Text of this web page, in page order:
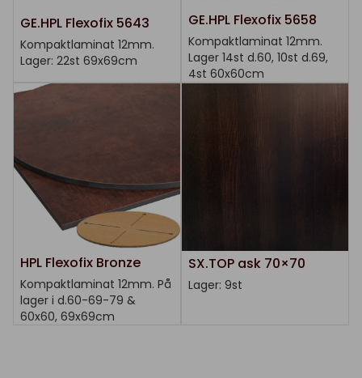
GE.HPL Flexofix 5643
Kompaktlaminat 12mm.
Lager: 22st 69x69cm
GE.HPL Flexofix 5658
Kompaktlaminat 12mm.
Lager 14st d.60, 10st d.69,
4st 60x60cm
HPL Flexofix Bronze
Kompaktlaminat 12mm. På
lager i d.60-69-79 &
60x60, 69x69cm
SX.TOP ask 70×70
Lager: 9st